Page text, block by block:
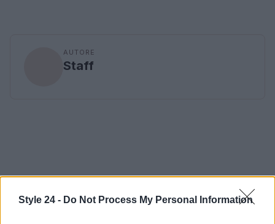
Style 24 - Do Not Process My Personal Information
AUTORE
Staff